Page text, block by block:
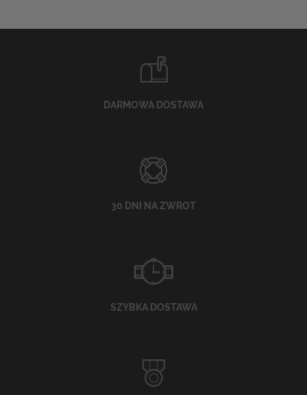
DARMOWA DOSTAWA
30 DNI NA ZWROT
SZYBKA DOSTAWA